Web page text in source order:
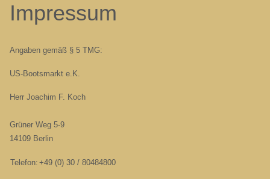
Impressum
Angaben gemäß § 5 TMG:
US-Bootsmarkt e.K.
Herr Joachim F. Koch
Grüner Weg 5-9
14109 Berlin
Telefon: +49 (0) 30 / 80484800